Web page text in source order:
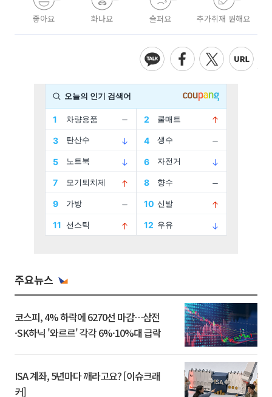
좋아요 화나요 슬퍼요 추가취재 원해요
주요뉴스
코스피, 4% 하락에 6270선 마감…삼전
·SK하닉 '와르르' 각각 6%·10%대 급락
ISA 계좌, 5년마다 깨라고요? [이슈크래
커]